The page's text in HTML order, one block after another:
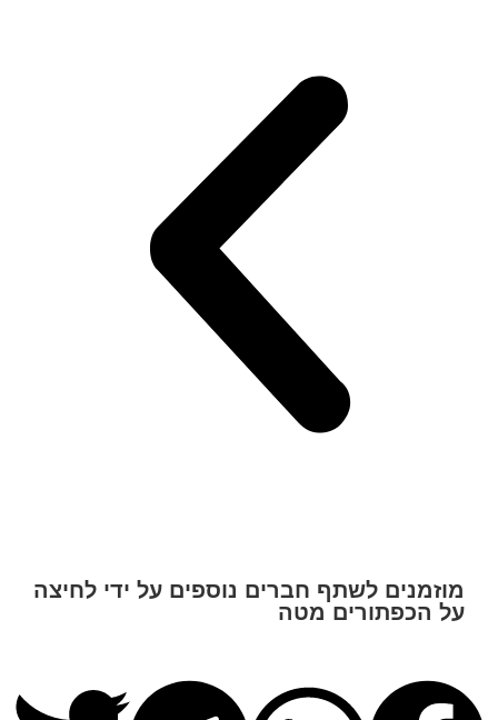
מוזמנים לשתף חברים נוספים על ידי לחיצה
על הכפתורים מטה